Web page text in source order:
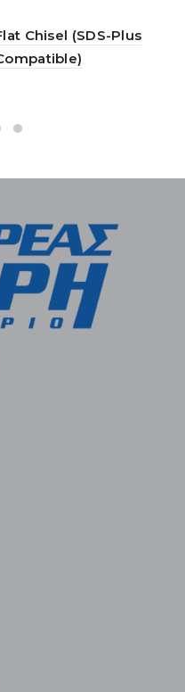
Chisel (SDS-Plus